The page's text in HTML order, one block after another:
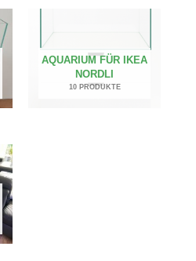
AQUARIUM FÜR IKEA
NORDLI
10 PRODUKTE